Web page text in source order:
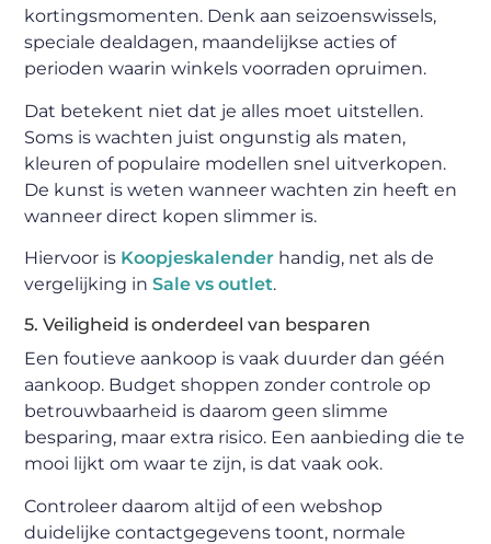
kortingsmomenten. Denk aan seizoenswissels,
speciale dealdagen, maandelijkse acties of
perioden waarin winkels voorraden opruimen.
Dat betekent niet dat je alles moet uitstellen.
Soms is wachten juist ongunstig als maten,
kleuren of populaire modellen snel uitverkopen.
De kunst is weten wanneer wachten zin heeft en
wanneer direct kopen slimmer is.
Hiervoor is Koopjeskalender handig, net als de
vergelijking inSale vs outlet.
5. Veiligheid is onderdeel van besparen
Een foutieve aankoop is vaak duurder dan géén
aankoop. Budget shoppen zonder controle op
betrouwbaarheid is daarom geen slimme
besparing, maar extra risico. Een aanbieding die te
mooi lijkt om waar te zijn, is dat vaak ook.
Controleer daarom altijd of een webshop
duidelijke contactgegevens toont, normale